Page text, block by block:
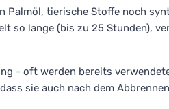
Palmöl, tierische Stoffe noch
so lange (bis zu 25 Stunden),
- oft werden bereits
sie auch nach dem